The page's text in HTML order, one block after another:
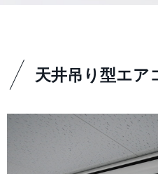
天井吊り型エア